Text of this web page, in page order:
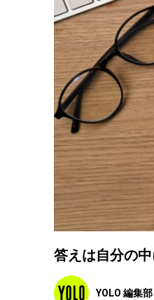
答えは自分の
YOLO 編集部